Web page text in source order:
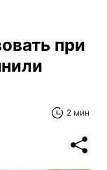
при
2 мин